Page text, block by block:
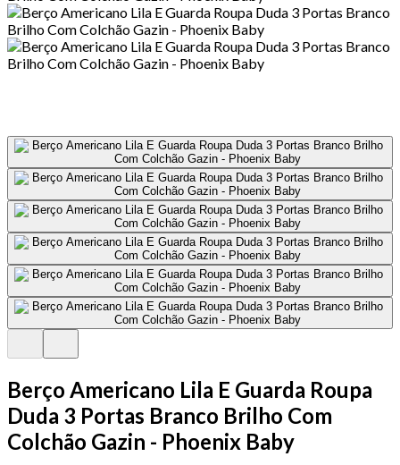
Berço Americano Lila E Guarda Roupa
Duda 3 Portas Branco Brilho Com
Colchão Gazin - Phoenix Baby